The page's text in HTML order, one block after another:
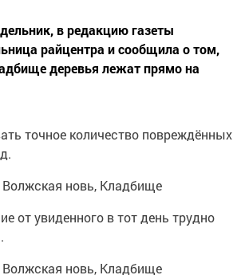
в редакцию газеты
райцентра и сообщила о том,
деревья лежат прямо на
точное количество повреждённых
от увиденного в тот день трудно